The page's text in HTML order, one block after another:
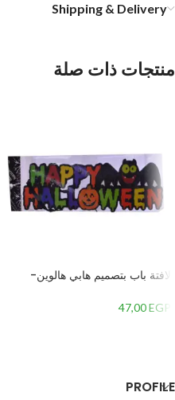
Shipping & Delivery
منتجات ذات صلة
لافتة باب بتصميم هابي هالوين-
47,00EGP
PROFILE